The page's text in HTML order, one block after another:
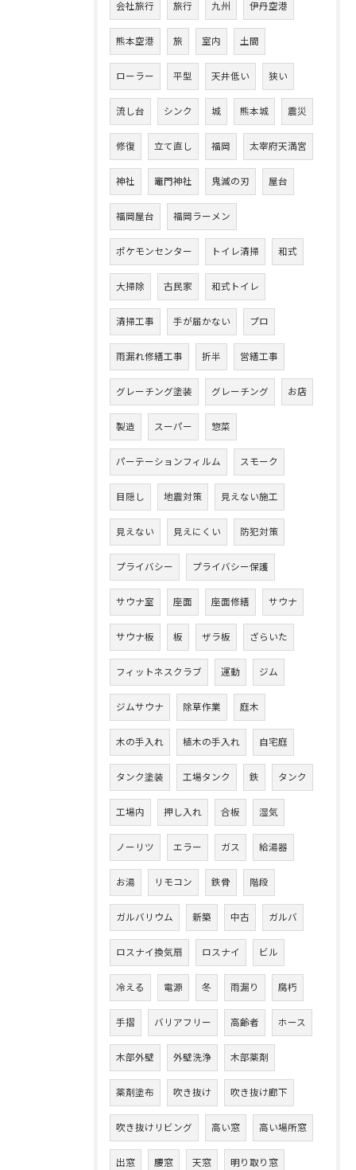
会社旅行 旅行 九州 伊丹空港
熊本空港 旅 室内 土間
ローラー 平型 天井低い 狭い
流し台 シンク 城 熊本城 震災
修復 立て直し 福岡 太宰府天満宮
神社 竈門神社 鬼滅の刃 屋台
福岡屋台 福岡ラーメン
ポケモンセンター トイレ清掃 和式
大掃除 古民家 和式トイレ
清掃工事 手が届かない プロ
雨漏れ修繕工事 折半 営繕工事
グレーチング塗装 グレーチング お店
製造 スーパー 惣菜
パーテーションフィルム スモーク
目隠し 地震対策 見えない施工
見えない 見えにくい 防犯対策
プライバシー プライバシー保護
サウナ室 座面 座面修繕 サウナ
サウナ板 板 ザラ板 ざらいた
フィットネスクラブ 運動 ジム
ジムサウナ 除草作業 庭木
木の手入れ 植木の手入れ 自宅庭
タンク塗装 工場タンク 鉄 タンク
工場内 押し入れ 合板 湿気
ノーリツ エラー ガス 給湯器
お湯 リモコン 鉄骨 階段
ガルバリウム 新築 中古 ガルバ
ロスナイ換気扇 ロスナイ ビル
冷える 電源 冬 雨漏り 腐朽
手摺 バリアフリー 高齢者 ホース
木部外壁 外壁洗浄 木部薬剤
薬剤塗布 吹き抜け 吹き抜け廊下
吹き抜けリビング 高い窓 高い場所窓
出窓 腰窓 天窓 明り取り窓